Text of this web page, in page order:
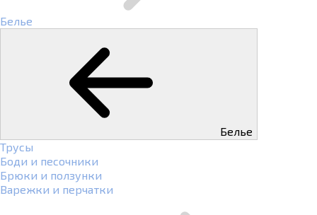
Белье
Белье
Трусы
Боди и песочники
Брюки и ползунки
Варежки и перчатки